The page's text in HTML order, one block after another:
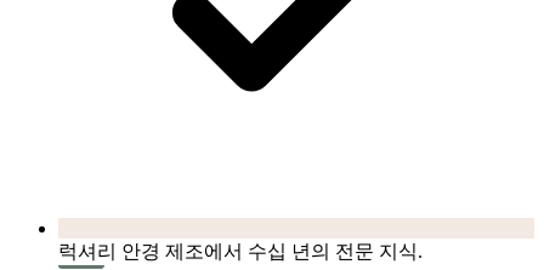
럭셔리 안경 제조에서 수십 년의 전문 지식.